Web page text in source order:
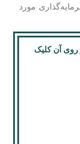
بگویید
برای جذب
داشته باشید، آن